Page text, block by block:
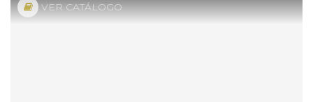
VER CATÁLOGO